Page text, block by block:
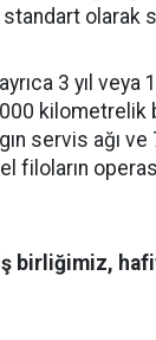
olarak
3 yıl veya
kilometrelik
servis ağı
filoların
birliğimiz,